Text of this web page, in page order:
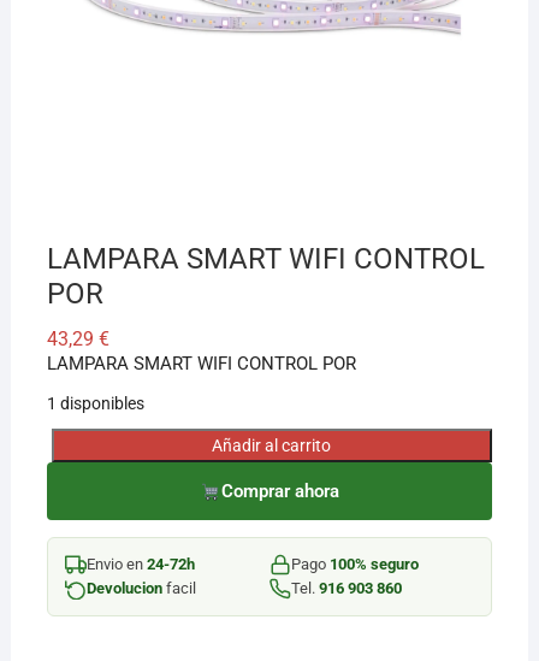
LAMPARA SMART WIFI CONTROL
POR
43,29 €
LAMPARA SMART WIFI CONTROL POR
1 disponibles
LAMPARA
WIFI
CONTROL
POR
cantidad
Añadir al carrito
Comprar ahora
Envio en 24-72h Pago 100% seguro
Devolucionfacil Tel. 916 903 860